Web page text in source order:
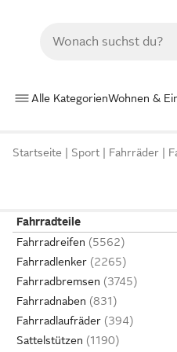
Alle KategorienWohnen &
Startseite Sport Fahrräder
Fahrradteile
Fahrradreifen
Fahrradlenker
Fahrradbremsen
Fahrradnaben
Fahrradlaufräder
Sattelstützen